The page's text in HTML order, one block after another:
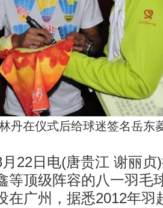
丹在仪式后给球迷签名岳东
日电(唐贵江 谢丽贞)
等顶级阵容的八一羽毛
在广州，据悉2012年羽